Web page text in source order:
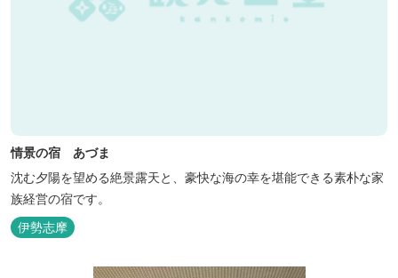
情景の宿 あづま
沈む夕陽を望める絶景露天と、豪快な海の幸を堪能できる素朴な家
族経営の宿です。
伊勢志摩